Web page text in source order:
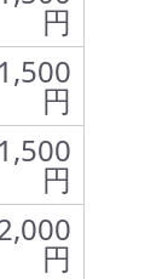
円
1,500
円
1,500
円
円